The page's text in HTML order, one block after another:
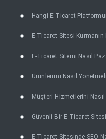
Hangi E-Ticaret
E-Ticaret Sitesi
E-Ticaret Sitemi Nasıl
Ürünlerimi Nasıl
Müşteri Hizmetlerini
Güvenli Bir E-Ticaret
E-Ticaret Sitesinde SEO